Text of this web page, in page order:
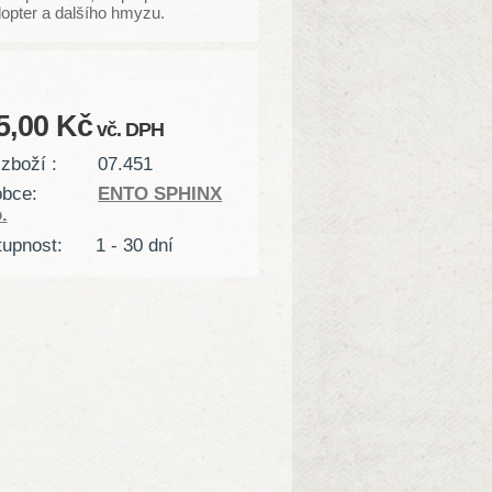
a dalšího hmyzu.
Kčvč. DPH
:
07.451
ENTO SPHINX
1 - 30 dní